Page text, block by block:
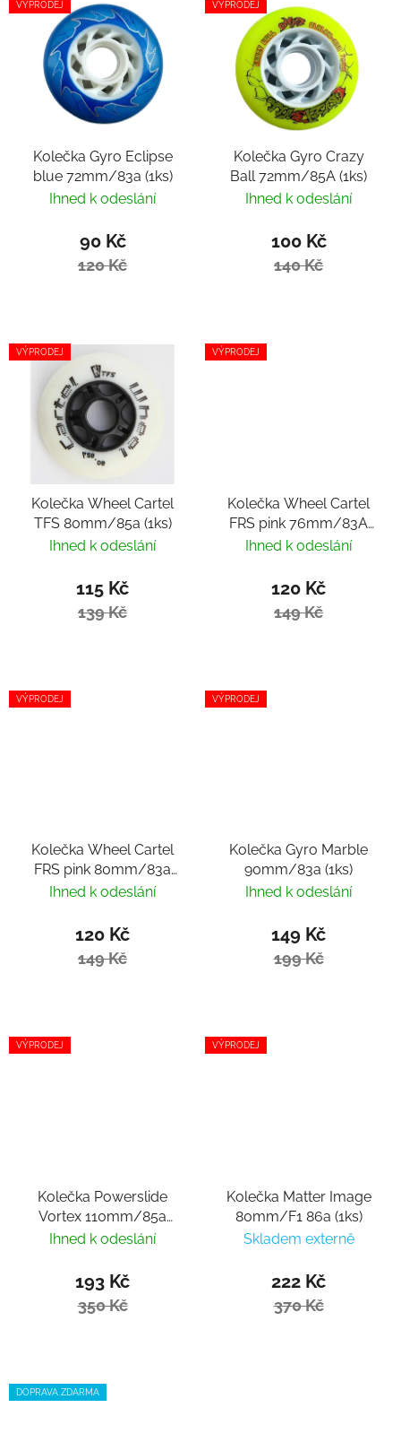
VÝPRODEJ
Kolečka Gyro Eclipse
blue 72mm/83a (1ks)
Ihned k odeslání
90 Kč
120 Kč
VÝPRODEJ
Kolečka Gyro Crazy
Ball 72mm/85A (1ks)
Ihned k odeslání
100 Kč
140 Kč
VÝPRODEJ
Kolečka Wheel Cartel
TFS 80mm/85a (1ks)
Ihned k odeslání
115 Kč
139 Kč
VÝPRODEJ
Kolečka Wheel Cartel
FRS pink 76mm/83A
(1ks)
Ihned k odeslání
120 Kč
149 Kč
VÝPRODEJ
Kolečka Wheel Cartel
FRS pink 80mm/83a
(1ks)
Ihned k odeslání
120 Kč
149 Kč
VÝPRODEJ
Kolečka Gyro Marble
90mm/83a (1ks)
Ihned k odeslání
149 Kč
199 Kč
VÝPRODEJ
Kolečka Powerslide
Vortex 110mm/85a
(1ks)
Ihned k odeslání
193 Kč
350 Kč
VÝPRODEJ
Kolečka Matter Image
80mm/F1 86a (1ks)
Skladem externě
222 Kč
370 Kč
DOPRAVA ZDARMA